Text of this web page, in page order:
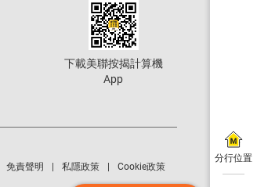
分行位置
下載美聯按揭計算機
App
免責聲明 私隱政策 Cookie政策